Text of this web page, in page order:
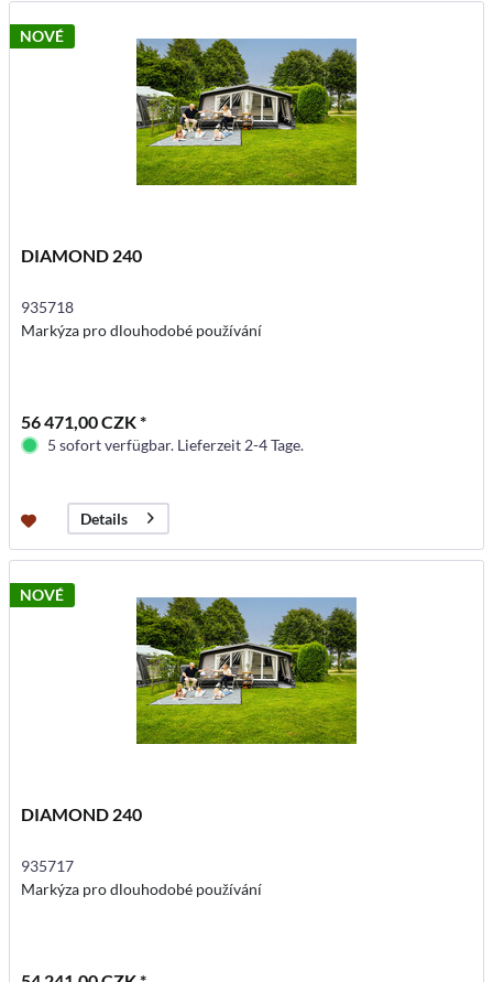
NOVÉ
DIAMOND 240
935718
Markýza pro dlouhodobé používání
56 471,00 CZK *
5 sofort verfügbar. Lieferzeit 2-4 Tage.
Details
NOVÉ
DIAMOND 240
935717
Markýza pro dlouhodobé používání